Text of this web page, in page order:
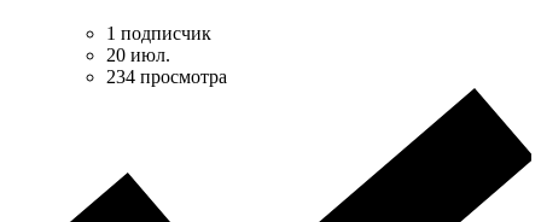
1 подписчик
20 июл.
234 просмотра